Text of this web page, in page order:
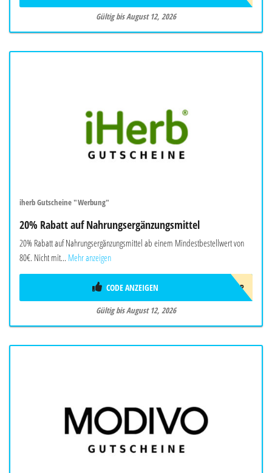
Gültig bis August 12, 2026
iherb Gutscheine "Werbung"
20% Rabatt auf Nahrungsergänzungsmittel
20% Rabatt auf Nahrungsergänzungsmittel ab einem Mindestbestellwert von
80€. Nicht mit... Mehr anzeigen
AUG26EUSUPP
CODE ANZEIGEN
Gültig bis August 12, 2026